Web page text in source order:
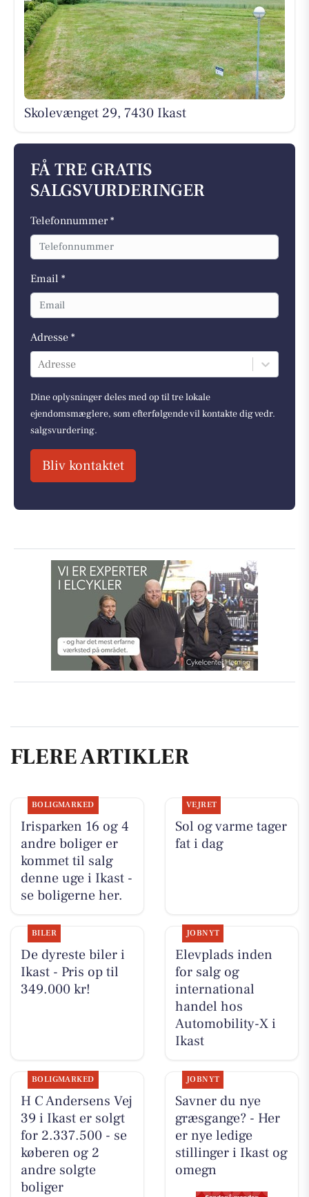
Skolevænget 29, 7430 Ikast
FÅ TRE GRATIS
SALGSVURDERINGER
Telefonnummer *
Email *
Adresse *
Adresse
Dine oplysninger deles med op til tre lokale
ejendomsmæglere, som efterfølgende vil kontakte dig vedr.
salgsvurdering.
Bliv kontaktet
FLERE ARTIKLER
BOLIGMARKED
Irisparken 16 og 4
andre boliger er
kommet til salg
denne uge i Ikast -
se boligerne her.
VEJRET
Sol og varme tager
fat i dag
BILER
De dyreste biler i
Ikast - Pris op til
349.000 kr!
JOBNYT
Elevplads inden
for salg og
international
handel hos
Automobility-X i
Ikast
BOLIGMARKED
H C Andersens Vej
39 i Ikast er solgt
for 2.337.500 - se
køberen og 2
andre solgte
boliger
JOBNYT
Savner du nye
græsgange? - Her
er nye ledige
stillinger i Ikast og
omegn